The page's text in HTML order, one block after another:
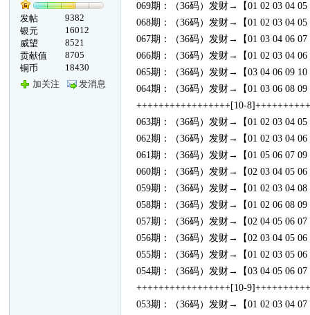
发帖
9382
银元
16012
威望
8521
贡献值
8705
铜币
18430
加关注
发消息
069期：（36码）发财→【01 02 03 04 05
068期：（36码）发财→【01 02 03 04 05
067期：（36码）发财→【01 03 04 06 07
066期：（36码）发财→【01 02 03 04 06
065期：（36码）发财→【03 04 06 09 10
064期：（36码）发财→【01 03 06 08 09
+++++++++++++++++[10-
063期：（36码）发财→【01 02 03 04 05
062期：（36码）发财→【01 02 03 04 06
061期：（36码）发财→【01 05 06 07 09
060期：（36码）发财→【02 03 04 05 06
059期：（36码）发财→【01 02 03 04 08
058期：（36码）发财→【01 02 06 08 09
057期：（36码）发财→【02 04 05 06 07
056期：（36码）发财→【02 03 04 05 06
055期：（36码）发财→【01 02 03 05 06
054期：（36码）发财→【03 04 05 06 07
+++++++++++++++++[10-
053期：（36码）发财→【01 02 03 04 07